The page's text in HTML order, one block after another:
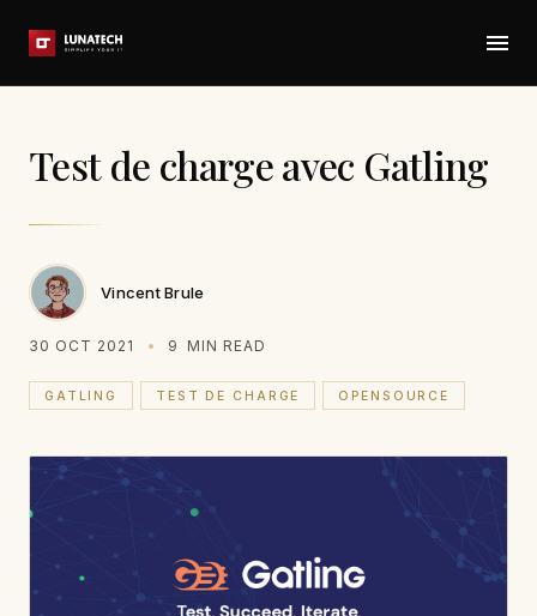
Test de charge avec Gatling
Vincent Brule
30 OCT 2021 9 MIN READ
GATLING TEST DE CHARGE OPENSOURCE